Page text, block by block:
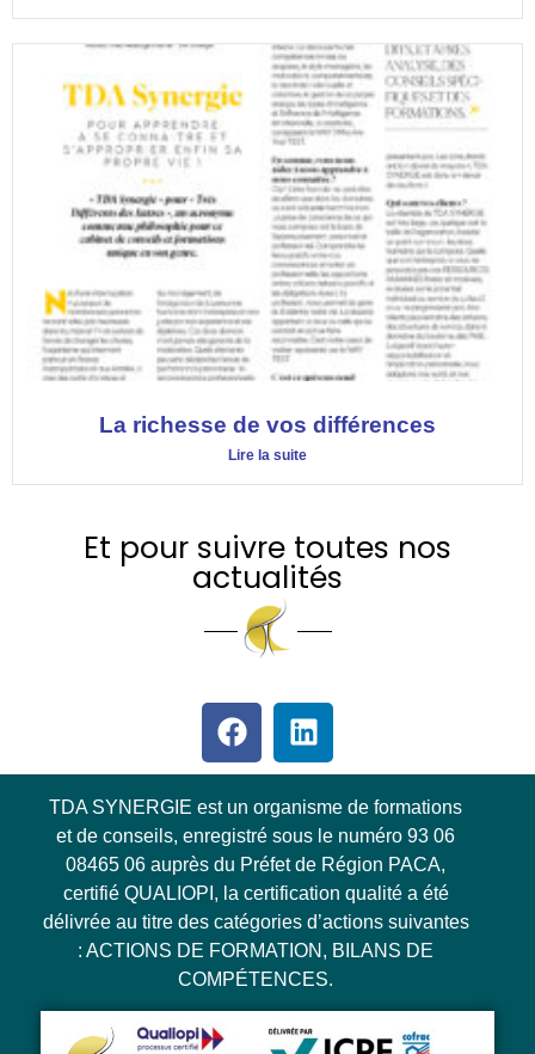
La richesse de vos différences
Lire la suite
Et pour suivre toutes nos
actualités
TDA SYNERGIE est un organisme de formations
et de conseils, enregistré sous le numéro 93 06
08465 06 auprès du Préfet de Région PACA,
certifié QUALIOPI, la certification qualité a été
délivrée au titre des catégories d’actions suivantes
: ACTIONS DE FORMATION, BILANS DE
COMPÉTENCES.